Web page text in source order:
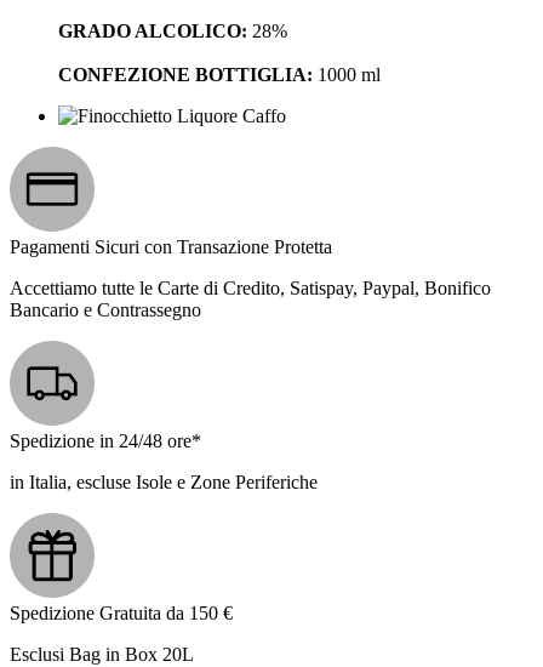
GRADO ALCOLICO: 28%
CONFEZIONE BOTTIGLIA: 1000 ml
Pagamenti Sicuri con Transazione Protetta
Accettiamo tutte le Carte di Credito, Satispay, Paypal, Bonifico
Bancario e Contrassegno
Spedizione in 24/48 ore*
in Italia, escluse Isole e Zone Periferiche
Spedizione Gratuita da 150 €
Esclusi Bag in Box 20L